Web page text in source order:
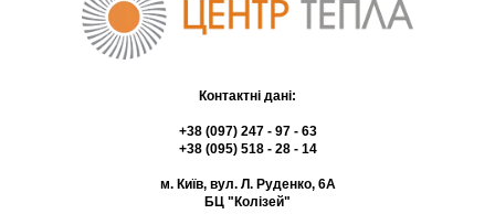
Контактні дані:
+38 (097) 247 - 97 - 63
+38 (095) 518 - 28 - 14
м. Київ, вул. Л. Руденко, 6А
БЦ "Колізей"